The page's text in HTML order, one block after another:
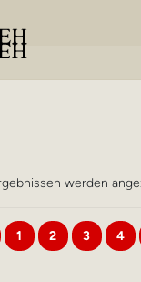
werden
1
2 3 4